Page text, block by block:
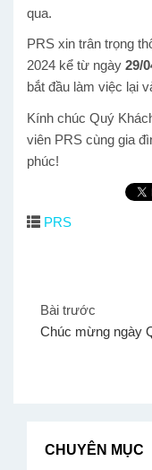
qua.
PRS xin trân trọng
2024 kể từ ngày 29/
bắt đầu làm việc lại
Kính chúc Quý
viên PRS cùng gia
phúc!
PRS
Bài trước
Chúc mừng ngày
CHUYÊN MỤC